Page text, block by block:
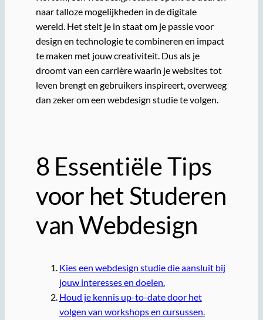
naar talloze mogelijkheden in de digitale
wereld. Het stelt je in staat om je passie voor
design en technologie te combineren en impact
te maken met jouw creativiteit. Dus als je
droomt van een carrière waarin je websites tot
leven brengt en gebruikers inspireert, overweeg
dan zeker om een webdesign studie te volgen.
8 Essentiële Tips
voor het Studeren
van Webdesign
Kies een webdesign studie die aansluit bij
jouw interesses en doelen.
Houd je kennis up-to-date door het
volgen van workshops en cursussen.